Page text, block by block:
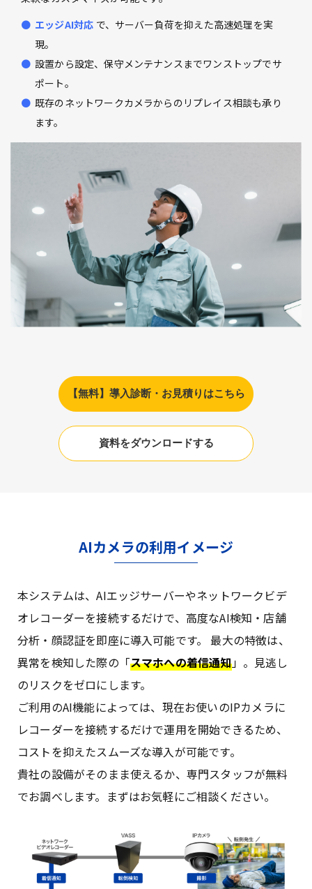
エッジAI対応 で、サーバー負荷を抑えた高速処理を実
現。
設置から設定、保守メンテナンスまでワンストップでサ
ポート。
既存のネットワークカメラからのリプレイス相談も承り
ます。
【無料】導入診断・お見積りはこちら
資料をダウンロードする
AIカメラの利用イメージ
本システムは、AIエッジサーバーやネットワークビデ
オレコーダーを接続するだけで、高度なAI検知・店舗
分析・顔認証を即座に導入可能です。 最大の特徴は、
異常を検知した際の「スマホへの着信通知」。見逃し
のリスクをゼロにします。
ご利用のAI機能によっては、現在お使いのIPカメラに
レコーダーを接続するだけで運用を開始できるため、
コストを抑えたスムーズな導入が可能です。
貴社の設備がそのまま使えるか、専門スタッフが無料
でお調べします。まずはお気軽にご相談ください。